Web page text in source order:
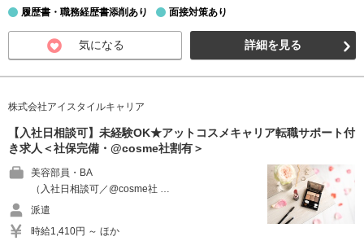
履歴書・職務経歴書添削あり 面接対策あり
気になる 詳細を見る
株式会社アイスタイルキャリア
【入社日相談可】未経験OK★アットコスメキャリア転職サポート付
き求人＜社保完備・@cosme社割有＞
美容部員・BA
（入社日相談可／@cosme社 …
派遣
時給1,410円 ～ ほか